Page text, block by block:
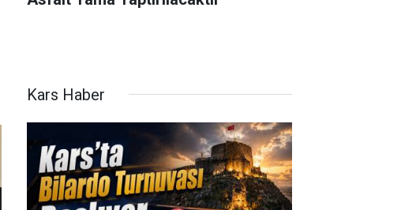
Kars Haber